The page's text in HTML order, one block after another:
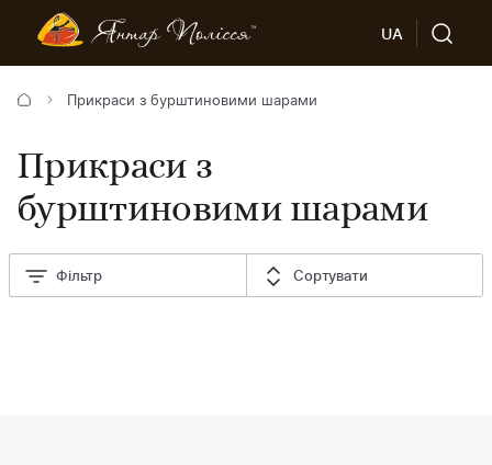
UA
Прикраси з бурштиновими шарами
Прикраси з
бурштиновими шарами
Фільтр Сортувати